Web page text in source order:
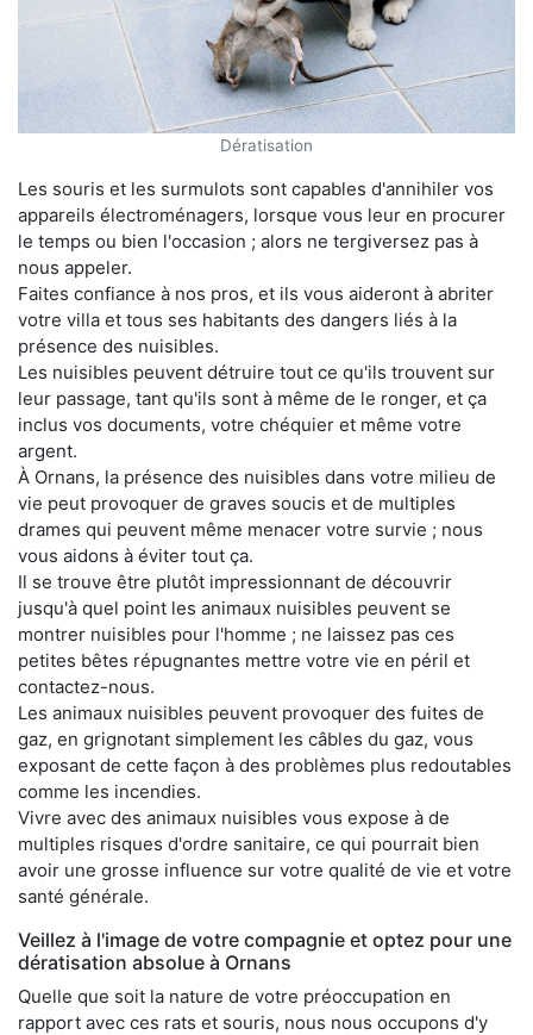
Dératisation
Les souris et les surmulots sont capables d'annihiler vos
appareils électroménagers, lorsque vous leur en procurer
le temps ou bien l'occasion ; alors ne tergiversez pas à
nous appeler.
Faites confiance à nos pros, et ils vous aideront à abriter
votre villa et tous ses habitants des dangers liés à la
présence des nuisibles.
Les nuisibles peuvent détruire tout ce qu'ils trouvent sur
leur passage, tant qu'ils sont à même de le ronger, et ça
inclus vos documents, votre chéquier et même votre
argent.
À Ornans, la présence des nuisibles dans votre milieu de
vie peut provoquer de graves soucis et de multiples
drames qui peuvent même menacer votre survie ; nous
vous aidons à éviter tout ça.
Il se trouve être plutôt impressionnant de découvrir
jusqu'à quel point les animaux nuisibles peuvent se
montrer nuisibles pour l'homme ; ne laissez pas ces
petites bêtes répugnantes mettre votre vie en péril et
contactez-nous.
Les animaux nuisibles peuvent provoquer des fuites de
gaz, en grignotant simplement les câbles du gaz, vous
exposant de cette façon à des problèmes plus redoutables
comme les incendies.
Vivre avec des animaux nuisibles vous expose à de
multiples risques d'ordre sanitaire, ce qui pourrait bien
avoir une grosse influence sur votre qualité de vie et votre
santé générale.
Veillez à l'image de votre compagnie et optez pour une
dératisation absolue à Ornans
Quelle que soit la nature de votre préoccupation en
rapport avec ces rats et souris, nous nous occupons d'y